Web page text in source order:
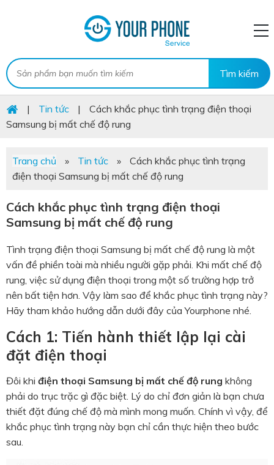
| Tin tức |
Cách khắc phục tình trạng điện thoại
Samsung bị mất chế độ rung
Trang chủ » Tin tức »
Cách khắc phục tình trạng
điện thoại Samsung bị mất chế độ rung
Cách khắc phục tình trạng điện thoại
Samsung bị mất chế độ rung
Tình trạng điện thoại Samsung bị mất chế độ rung là một
vấn đề phiền toài mà nhiều người gặp phải. Khi mất chế độ
rung, việc sử dụng điện thoại trong một số trường hợp trở
nên bất tiện hơn. Vậy làm sao để khắc phục tình trạng này?
Hãy tham khảo hướng dẫn dưới đây của Yourphone nhé.
Cách 1: Tiến hành thiết lập lại cài
đặt điện thoại
Đôi khi điện thoại Samsung bị mất chế độ rung không
phải do trục trặc gì đặc biệt. Lý do chỉ đơn giản là bạn chưa
thiết đặt đúng chế độ mà mình mong muốn. Chính vì vậy, để
khắc phục tình trạng này bạn chỉ cần thực hiện theo bước
sau.